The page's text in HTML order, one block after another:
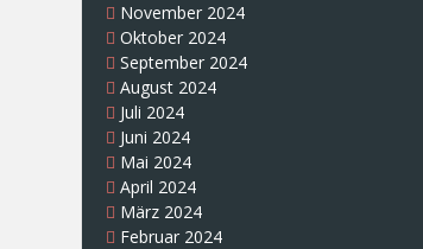
November 2024
Oktober 2024
September 2024
August 2024
Juli 2024
Juni 2024
Mai 2024
April 2024
März 2024
Februar 2024